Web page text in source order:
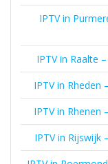
IPTV in
IPTV in Raalte
IPTV in
IPTV in
IPTV in Rijswijk